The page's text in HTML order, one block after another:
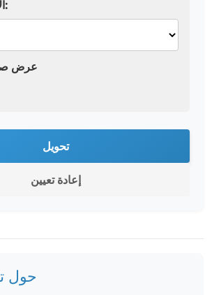
الأماكن العشرية:
عرض
تحويل
إعادة تعيين
حول